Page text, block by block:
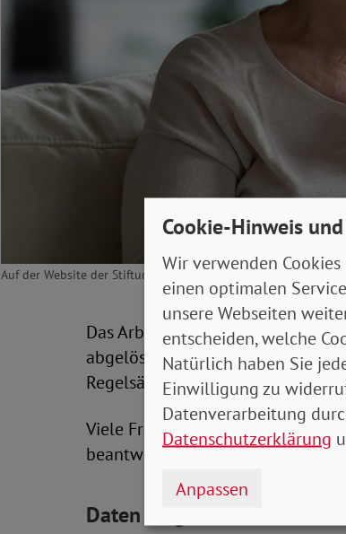
Auf der Website der Stiftung Warentest lässt sich online die
Das Arbeitslosengeld II („Hartz
abgelöst. Damit hat sich
Regelsätze um etwa 50 Euro
Viele Fragen, etwa zum
beantwortet der SoVD auf seiner
Daten eingeben und Höhe
Cookie-Hinweis
Wir verwenden
einen optimalen
unsere Webseiten
entscheiden, welche
Natürlich haben Sie
Einwilligung zu
Datenverarbeitung
Datenschutzerklärung
Anpassen